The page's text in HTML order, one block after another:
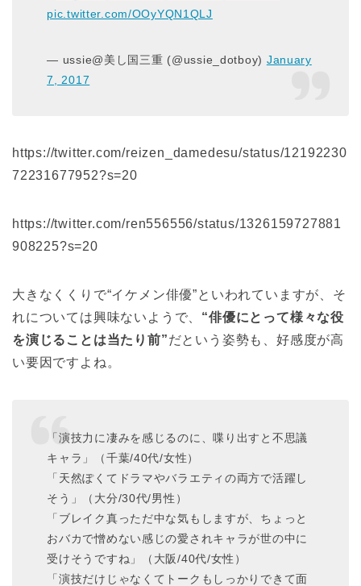
pic.twitter.com/OOyYQN1QLJ
— ussie@美し国三重 (@ussie_dotboy) January
7, 2017
https://twitter.com/reizen_damedesu/status/12192230
72231677952?s=20
https://twitter.com/ren556556/status/1326159727881
908225?s=20
大きなくくりで“イケメン俳優”といわれていますが、そ
れについては興味ないようで、 “俳優にとって様々な役
を演じることは当たり前”だという姿勢も、好感度が高
い要因ですよね。
「演技力に凄みを感じるのに、喋り出すと不思議
キャラ」（千葉/40代/女性）
「天然ぽくてドラマやバラエティの両方で活躍し
そう」（大分/30代/男性）
「ブレイク真っただ中な気もしますが、ちょっと
おバカで憎めない感じの愛されキャラが世の中に
受けそうですね」（大阪/40代/女性）
「演技だけじゃなくてトークもしっかりできて面